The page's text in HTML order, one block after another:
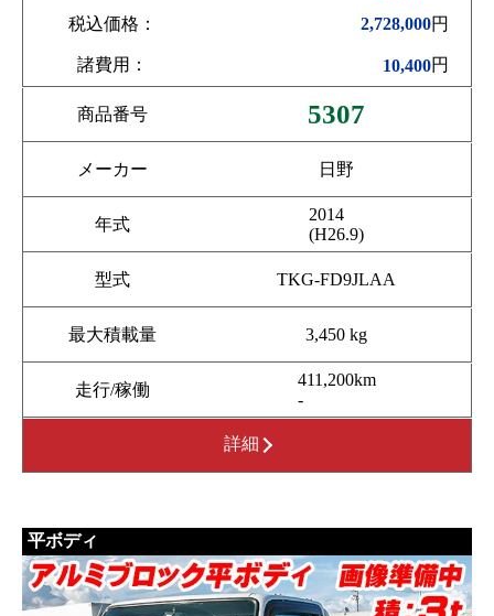
税込価格： 2,728,000円
諸費用： 10,400円
商品番号 5307
メーカー 日野
年式
2014
(H26.9)
型式 TKG-FD9JLAA
最大積載量 3,450 kg
走行/稼働
411,200km
-
詳細
平ボディ